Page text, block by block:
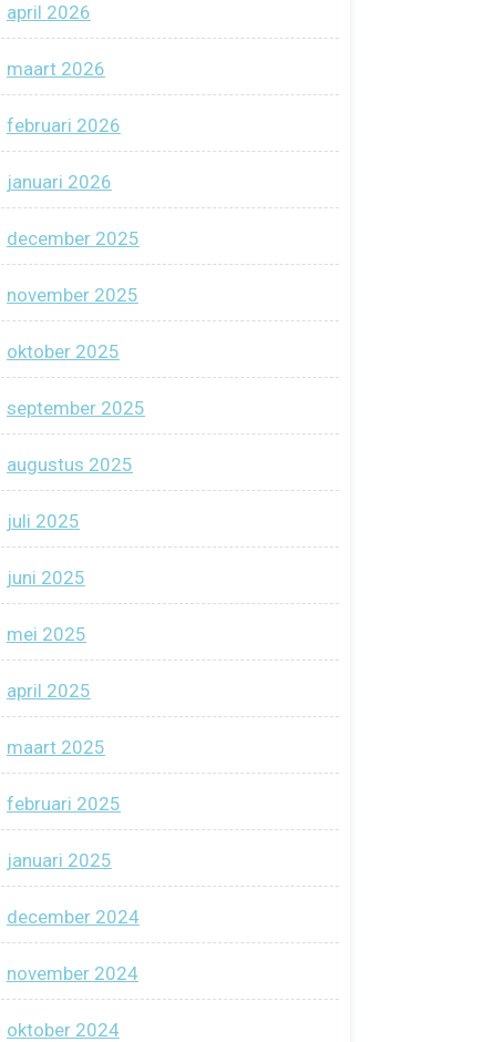
april 2026
maart 2026
februari 2026
januari 2026
december 2025
november 2025
oktober 2025
september 2025
augustus 2025
juli 2025
juni 2025
mei 2025
april 2025
maart 2025
februari 2025
januari 2025
december 2024
november 2024
oktober 2024